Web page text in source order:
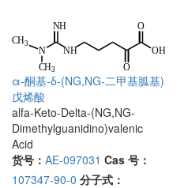
α-酮基-δ-(NG,NG-二甲基胍基)
戊烯酸
alfa-Keto-Delta-(NG,NG-
Dimethylguanidino)valenic
Acid
货号： AE-097031 Cas 号：
107347-90-0 分子式：